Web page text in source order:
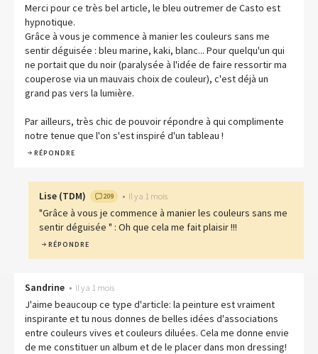
Merci pour ce très bel article, le bleu outremer de Casto est
hypnotique.
Grâce à vous je commence à manier les couleurs sans me
sentir déguisée : bleu marine, kaki, blanc... Pour quelqu'un qui
ne portait que du noir (paralysée à l'idée de faire ressortir ma
couperose via un mauvais choix de couleur), c'est déjà un
grand pas vers la lumière.
Par ailleurs, très chic de pouvoir répondre à qui complimente
notre tenue que l'on s'est inspiré d'un tableau !
RÉPONDRE
Lise (TDM) 209 • Il y a 1 mois
"Grâce à vous je commence à manier les couleurs sans me
sentir déguisée " : Oh que cela me fait plaisir !!!
RÉPONDRE
Sandrine • Il y a 1 mois
J'aime beaucoup ce type d'article: la peinture est vraiment
inspirante et tu nous donnes de belles idées d'associations
entre couleurs vives et couleurs diluées. Cela me donne envie
de me constituer un album et de le placer dans mon dressing!